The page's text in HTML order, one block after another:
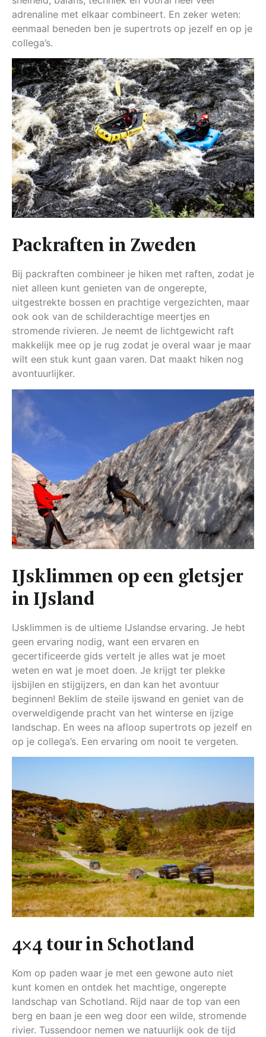
adrenaline met elkaar combineert. En zeker weten:
eenmaal beneden ben je supertrots op jezelf en op je
collega’s.
Packraften in Zweden
Bij packraften combineer je hiken met raften, zodat je
niet alleen kunt genieten van de ongerepte,
uitgestrekte bossen en prachtige vergezichten, maar
ook ook van de schilderachtige meertjes en
stromende rivieren. Je neemt de lichtgewicht raft
makkelijk mee op je rug zodat je overal waar je maar
wilt een stuk kunt gaan varen. Dat maakt hiken nog
avontuurlijker.
IJsklimmen op een gletsjer
in IJsland
IJsklimmen is de ultieme IJslandse ervaring. Je hebt
geen ervaring nodig, want een ervaren en
gecertificeerde gids vertelt je alles wat je moet
weten en wat je moet doen. Je krijgt ter plekke
ijsbijlen en stijgijzers, en dan kan het avontuur
beginnen! Beklim de steile ijswand en geniet van de
overweldigende pracht van het winterse en ijzige
landschap. En wees na afloop supertrots op jezelf en
op je collega’s. Een ervaring om nooit te vergeten.
4×4 tour in Schotland
Kom op paden waar je met een gewone auto niet
kunt komen en ontdek het machtige, ongerepte
landschap van Schotland. Rijd naar de top van een
berg en baan je een weg door een wilde, stromende
rivier. Tussendoor nemen we natuurlijk ook de tijd